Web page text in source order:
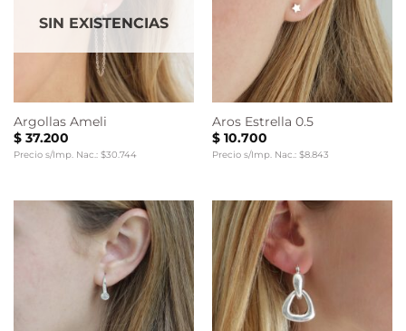
SIN EXISTENCIAS
Argollas Ameli
$37.200
Precio s/Imp. Nac.: $30.744
Aros Estrella 0.5
$10.700
Precio s/Imp. Nac.: $8.843